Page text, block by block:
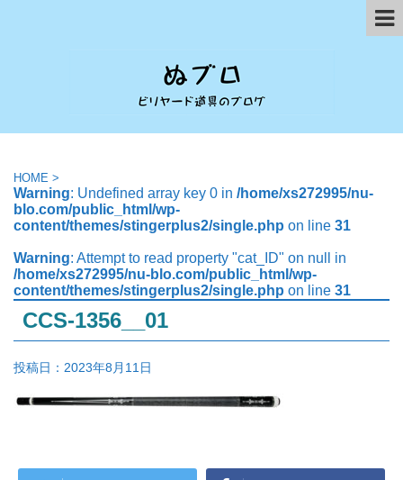
HOME >
Warning: Undefined array key 0 in /home/xs272995/nu-
blo.com/public_html/wp-
content/themes/stingerplus2/single.php on line 31
Warning: Attempt to read property "cat_ID" on null in
/home/xs272995/nu-blo.com/public_html/wp-
content/themes/stingerplus2/single.php on line 31
CCS-1356__01
投稿日： 2023年8月11日